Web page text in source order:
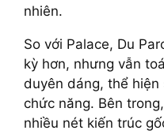
nhiên.
So với Palace, Du
kỳ hơn, nhưng vẫn
duyên dáng, thể
chức năng. Bên
nhiều nét kiến trúc